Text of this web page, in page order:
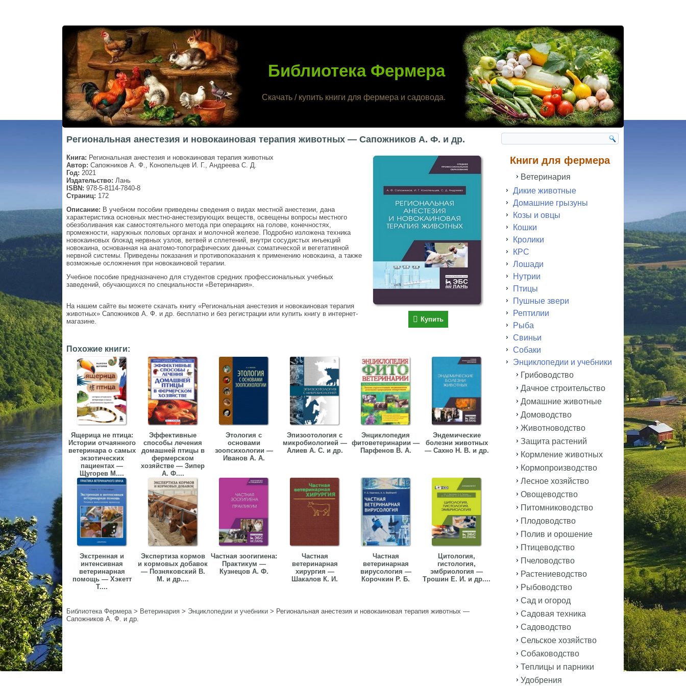
Библиотека Фермера
Скачать / купить книги для фермера и садовода.
Региональная анестезия и новокаиновая терапия животных — Сапожников А. Ф. и др.
Купить
Книга: Региональная анестезия и новокаиновая терапия животных
Автор: Сапожников А. Ф., Конопельцев И. Г., Андреева С. Д.
Год: 2021
Издательство: Лань
ISBN: 978-5-8114-7840-8
Страниц: 172
Описание: В учебном пособии приведены сведения о видах местной анестезии, дана
характеристика основных местно-анестезирующих веществ, освещены вопросы местного
обезболивания как самостоятельного метода при операциях на голове, конечностях,
промежности, наружных половых органах и молочной железе. Подробно изложена техника
новокаиновых блокад нервных узлов, ветвей и сплетений, внутри сосудистых инъекций
новокаина, основанная на анатомо-топографических данных соматической и вегетативной
нервной системы. Приведены показания и противопоказания к применению новокаина, а также
возможные осложнения при новокаиновой терапии.
Учебное пособие предназначено для студентов средних профессиональных учебных
заведений, обучающихся по специальности «Ветеринария».
На нашем сайте вы можете скачать книгу «Региональная анестезия и новокаиновая терапия
животных» Сапожников А. Ф. и др. бесплатно и без регистрации или купить книгу в интернет-
магазине.
Похожие книги:
Ящерица не птица:
Истории отчаянного
ветеринара о самых
экзотических
пациентах —
Щугорев М....
Эффективные
способы лечения
домашней птицы в
фермерском
хозяйстве — Зипер
А. Ф....
Этология с
основами
зоопсихологии —
Иванов А. А.
Эпизоотология с
микробиологией —
Алиев А. С. и др.
Энциклопедия
фитоветеринарии —
Парфенов В. А.
Эндемические
болезни животных
— Сахно Н. В. и др.
Экстренная и
интенсивная
ветеринарная
помощь — Хэкетт
Т....
Экспертиза кормов
и кормовых добавок
— Позняковский В.
М. и др....
Частная зоогигиена:
Практикум —
Кузнецов А. Ф.
Частная
ветеринарная
хирургия —
Шакалов К. И.
Частная
ветеринарная
вирусология —
Корочкин Р. Б.
Цитология,
гистология,
эмбриология —
Трошин Е. И. и др....
Библиотека Фермера> Ветеринария > Энциклопедии и учебники > Региональная анестезия и новокаиновая терапия животных —
Сапожников А. Ф. и др.
Книги для фермера
Ветеринария
Дикие животные
Домашние грызуны
Козы и овцы
Кошки
Кролики
КРС
Лошади
Нутрии
Птицы
Пушные звери
Рептилии
Рыба
Свиньи
Собаки
Энциклопедии и учебники
Грибоводство
Дачное строительство
Домашние животные
Домоводство
Животноводство
Защита растений
Кормление животных
Кормопроизводство
Лесное хозяйство
Овощеводство
Питомниководство
Плодоводство
Полив и орошение
Птицеводство
Пчеловодство
Растениеводство
Рыбоводство
Сад и огород
Садовая техника
Садоводство
Сельское хозяйство
Собаководство
Теплицы и парники
Удобрения